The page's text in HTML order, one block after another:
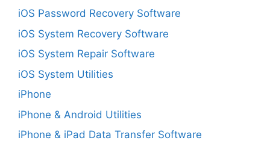
iOS Password Recovery Software
iOS System Recovery Software
iOS System Repair Software
iOS System Utilities
iPhone
iPhone & Android Utilities
iPhone & iPad Data Transfer Software